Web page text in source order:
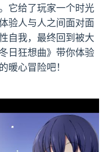
它给了玩家一个时光
验人与人之间面对面
自我，最终回到被大
日狂想曲》带你体验
暖心冒险吧！